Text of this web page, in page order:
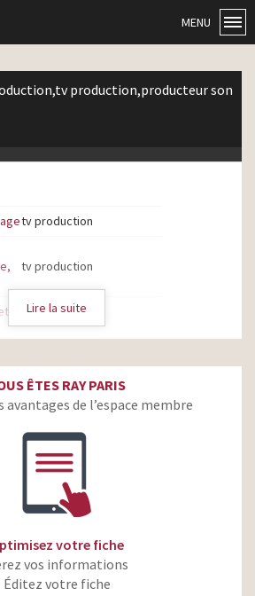
MENU
production,producteur son
tv production
tv production
tv production
post-production,
producteur son
tv production
producteur son
Lire la suite
ÊTES RAY PARIS
avantages de l’espace membre
votre fiche
vos informations
Éditez votre fiche